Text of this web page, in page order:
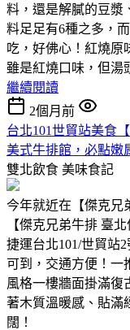
料，還是解膩的豆漿
料足足有6種之多，
吃，好佛心！紅燒原
雖是紅燒口味，但湯
繼續閱讀
2個月前
台北101世貿站美食
美式牛排館，必點嫩
雙北飲食 美味食記
今年就近在【傑克兄
【傑克兄弟牛排 臺
捷運台北101/世貿站
可到，交通方便！一
風格一樓牆面掛滿復
著木質溫暖感、貼滿
闊！